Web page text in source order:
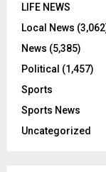
LIFE NEWS
Local News
News (5,385)
Political (1,457)
Sports
Sports News
Uncategorized